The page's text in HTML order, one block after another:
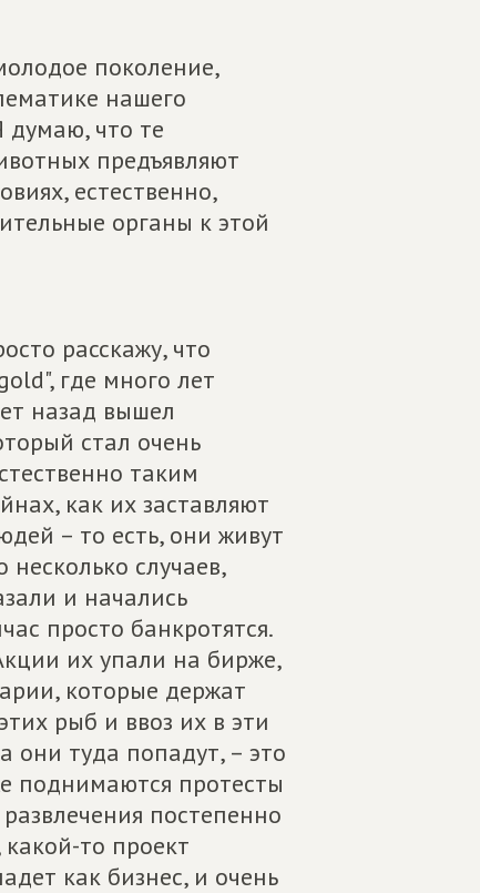
поколение,
нашего
думаю, что те
предъявляют
естественно,
органы к этой
расскажу, что
где много лет
назад вышел
стал очень
таким
как их заставляют
– то есть, они живут
случаев,
и начались
просто банкротятся.
их упали на бирже,
которые держат
рыб и ввоз их в эти
они туда попадут, – это
поднимаются протесты
постепенно
то проект
как бизнес, и очень